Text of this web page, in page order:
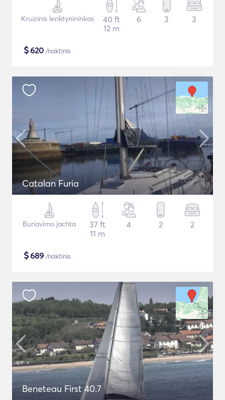
Kruizinis lenktynininkas
40 ft
12 m
6 3 3
$620 /naktinis
Catalan Furia
Buriavimo jachta
37 ft
11 m
4 2 2
$689 /naktinis
Beneteau First 40.7